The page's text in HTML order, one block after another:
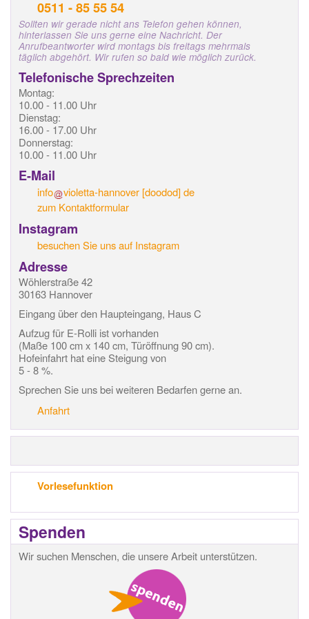
0511 - 85 55 54
Sollten wir gerade nicht ans Telefon gehen können,
hinterlassen Sie uns gerne eine Nachricht. Der
Anrufbeantworter wird montags bis freitags mehrmals
täglich abgehört. Wir rufen so bald wie möglich zurück.
Telefonische Sprechzeiten
Montag:
10.00 - 11.00 Uhr
Dienstag:
16.00 - 17.00 Uhr
Donnerstag:
10.00 - 11.00 Uhr
E-Mail
info violetta-hannover[doodod] de
zum Kontaktformular
Instagram
besuchen Sie uns auf Instagram
Adresse
Wöhlerstraße 42
30163 Hannover
Eingang über den Haupteingang, Haus C
Aufzug für E-Rolli ist vorhanden
(Maße 100 cm x 140 cm, Türöffnung 90 cm).
Hofeinfahrt hat eine Steigung von
5 - 8 %.
Sprechen Sie uns bei weiteren Bedarfen gerne an.
Anfahrt
Vorlesefunktion
Spenden
Wir suchen Menschen, die unsere Arbeit unterstützen.